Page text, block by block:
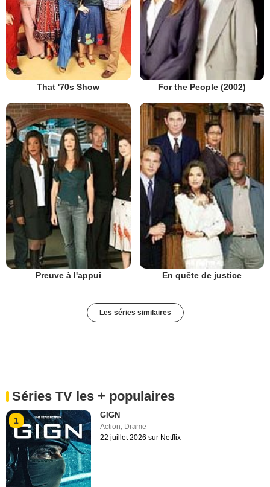
That '70s Show For the People (2002)
Preuve à l'appui En quête de justice
Les séries similaires
Séries TV les + populaires
1
GIGN
Action, Drame
22 juillet 2026 sur Netflix